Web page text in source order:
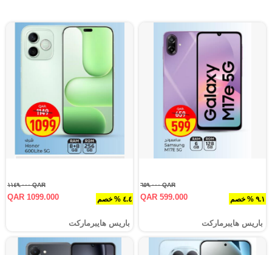
٩.١ % خصم
QAR ٦٥٩.٠٠٠
QAR 599.000
باريس هايبرماركت
٤.٤ % خصم
QAR ١١٤٩.٠٠٠
QAR 1099.000
باريس هايبرماركت